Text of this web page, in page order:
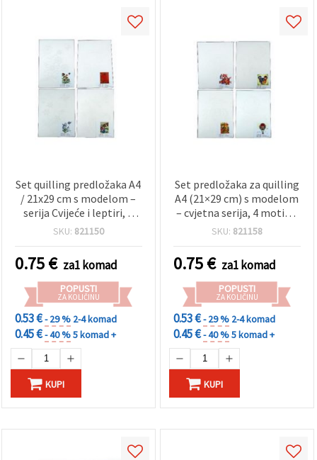
Set quilling predložaka A4
/ 21x29 cm s modelom –
serija Cvijeće i leptiri, 4
dizajna, asortirano – 1
SKU: 821150
0.75€ za1 komad
POPUSTI
ZA KOLIČINU
0.53 €- 29 % 2-4 komad
0.45 €- 40 %5 komad +
KUPI
Set predložaka za quilling
A4 (21×29 cm) s modelom
– cvjetna serija, 4 motiva,
1 kom
SKU: 821158
0.75€ za1 komad
POPUSTI
ZA KOLIČINU
0.53 €- 29 % 2-4 komad
0.45 €- 40 %5 komad +
KUPI